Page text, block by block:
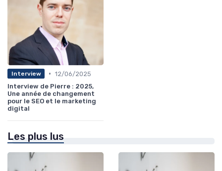
Interview • 12/06/2025
Interview de Pierre : 2025,
Une année de changement
pour le SEO et le marketing
digital
Les plus lus